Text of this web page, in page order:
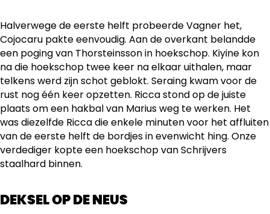
Halverwege de eerste helft probeerde Vagner het,
Cojocaru pakte eenvoudig. Aan de overkant belandde
een poging van Thorsteinsson in hoekschop. Kiyine kon
na die hoekschop twee keer na elkaar uithalen, maar
telkens werd zijn schot geblokt. Seraing kwam voor de
rust nog één keer opzetten. Ricca stond op de juiste
plaats om een hakbal van Marius weg te werken. Het
was diezelfde Ricca die enkele minuten voor het affluiten
van de eerste helft de bordjes in evenwicht hing. Onze
verdediger kopte een hoekschop van Schrijvers
staalhard binnen.
DEKSEL OP DE NEUS